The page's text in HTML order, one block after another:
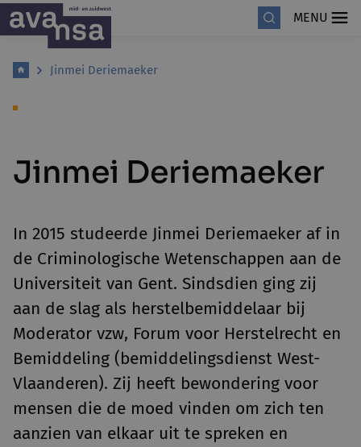
MENU
Jinmei Deriemaeker
Jinmei Deriemaeker
In 2015 studeerde Jinmei Deriemaeker af in
de Criminologische Wetenschappen aan de
Universiteit van Gent. Sindsdien ging zij
aan de slag als herstelbemiddelaar bij
Moderator vzw, Forum voor Herstelrecht en
Bemiddeling (bemiddelingsdienst West-
Vlaanderen). Zij heeft bewondering voor
mensen die de moed vinden om zich ten
aanzien van elkaar uit te spreken en